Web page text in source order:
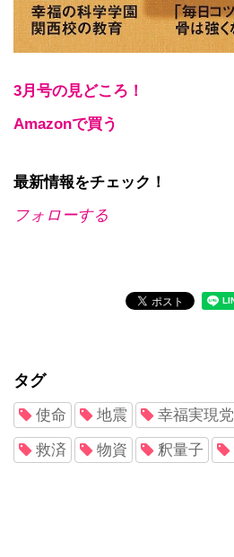
3月号の見どころ！
Amazonで買う
最新情報をチェック！
フォローする
タグ
使命 地震 幸福実現党
救済 物資 釈量子